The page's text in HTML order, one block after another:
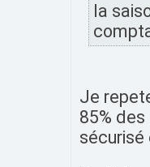
la
Je
85%
sécurisé